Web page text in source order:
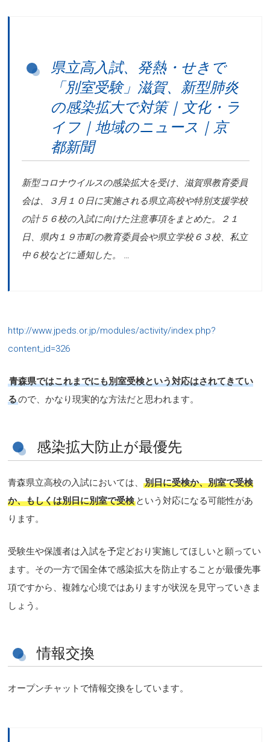
県立高入試、発熱・せきで
「別室受験」滋賀、新型肺炎
の感染拡大で対策｜文化・ラ
イフ｜地域のニュース｜京
都新聞
新型コロナウイルスの感染拡大を受け、滋賀県教育委員
会は、３月１０日に実施される県立高校や特別支援学校
の計５６校の入試に向けた注意事項をまとめた。２１
日、県内１９市町の教育委員会や県立学校６３校、私立
中６校などに通知した。 …
http://www.jpeds.or.jp/modules/activity/index.php?
content_id=326
青森県ではこれまでにも別室受検という対応はされてきてい
るので、かなり現実的な方法だと思われます。
感染拡大防止が最優先
青森県立高校の入試においては、別日に受検か、別室で受検
か、もしくは別日に別室で受検という対応になる可能性があ
ります。
受験生や保護者は入試を予定どおり実施してほしいと願ってい
ます。その一方で国全体で感染拡大を防止することが最優先事
項ですから、複雑な心境ではありますが状況を見守っていきま
しょう。
情報交換
オープンチャットで情報交換をしています。